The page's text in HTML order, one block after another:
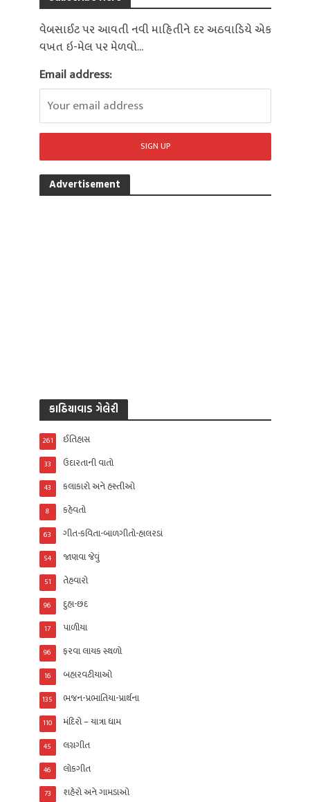
વેબસાઈટ પર આવતી નવી માહિતીને દર અઠવાડિયે એક
વખત ઇ-મેલ પર મેળવો...
Email address:
Advertisement
કાઠિયાવાડ ગેલેરી
ઈતિહાસ
261
ઉદારતાની વાતો
33
કલાકારો અને હસ્તીઓ
43
કહેવતો
8
ગીત-કવિતા-બાળગીતો-હાલરડાં
63
જાણવા જેવું
54
તેહવારો
51
દુહા-છંદ
96
પાળીયા
17
ફરવા લાયક સ્થળો
96
બહારવટીયાઓ
16
ભજન-પ્રભાતિયા-પ્રાર્થના
135
મંદિરો – યાત્રા ધામ
110
લગ્નગીત
45
લોકગીત
46
શહેરો અને ગામડાઓ
73